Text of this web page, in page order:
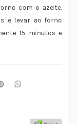
com o azeite.
e levar ao forno
15 minutos e